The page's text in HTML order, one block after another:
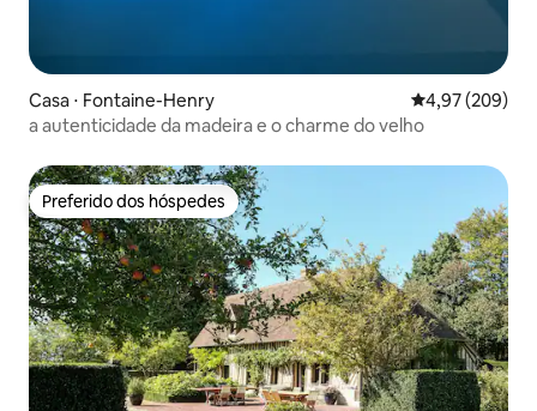
Casa ⋅ Fontaine-Henry 4,97 de uma
4,97 (209)
a autenticidade da madeira e o charme do velho
Preferido dos hóspedes
Preferido dos hóspedes